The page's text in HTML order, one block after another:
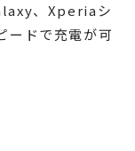
、Xperiaシ
ードで充電が可